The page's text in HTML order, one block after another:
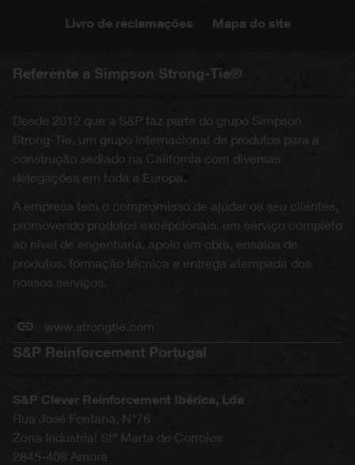
Livro de reclamações Mapa do site
Referente a Simpson Strong-Tie®
Desde 2012 que a S&P faz parte do grupo Simpson
Strong-Tie, um grupo internacional de produtos para a
construção sediado na Califórnia com diversas
delegações em toda a Europa.
A empresa tem o compromisso de ajudar os seu clientes,
promovendo produtos excepcionais, um serviço completo
ao nível de engenharia, apoio em obra, ensaios de
produtos, formação técnica e entrega atempada dos
nossos serviços.
www.strongtie.com
S&P Reinforcement Portugal
S&P Clever Reinforcement Ibérica, Lda
Rua José Fontana, N°76
Zona Industrial Stª Marta de Corroios
2845-408 Amora